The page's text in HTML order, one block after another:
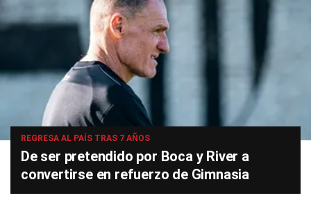
REGRESA AL PAÍS TRAS 7 AÑOS
De ser pretendido por Boca y River a
convertirse en refuerzo de Gimnasia